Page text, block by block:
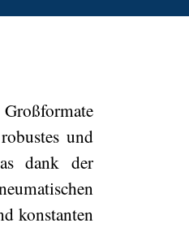
und
dank der
konstanten